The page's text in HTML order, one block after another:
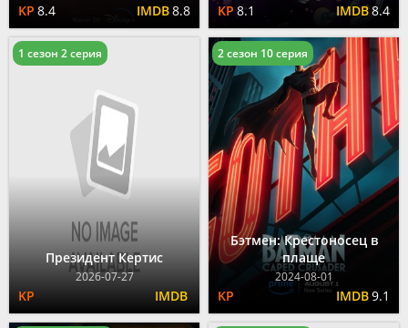
8.4 8.8 8.1 8.4
Президент Кертис
2026-07-27
1 сезон 2 серия
Бэтмен: Крестоносец в
плаще
2024-08-01
9.1
2 сезон 10 серия